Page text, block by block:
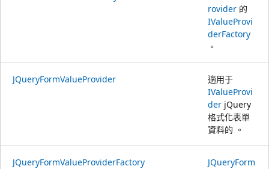
rovider 的
IValueProvi
derFactory
。
JQueryFormValueProvider
適用于
IValueProvi
der jQuery
格式化表單
資料的 。
JQueryFormValueProviderFactory
JQueryForm